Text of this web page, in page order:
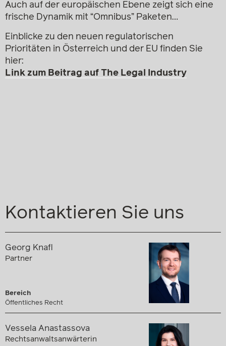
Auch auf der europäischen Ebene zeigt sich eine
frische Dynamik mit “Omnibus” Paketen…
Einblicke zu den neuen regulatorischen
Prioritäten in Österreich und der EU finden Sie
hier:
Link zum Beitrag auf The Legal Industry
Kontaktieren Sie uns
Georg Knafl
Partner
Bereich
Öffentliches Recht
Vessela Anastassova
Rechtsanwaltsanwärterin